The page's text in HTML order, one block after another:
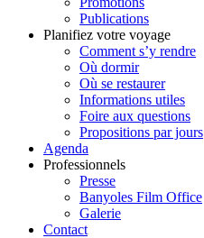
Publications
Planifiez votre voyage
Comment s’y rendre
Où dormir
Où se restaurer
Informations utiles
Foire aux questions
Propositions par jours
Agenda
Professionnels
Presse
Banyoles Film Office
Galerie
Contact